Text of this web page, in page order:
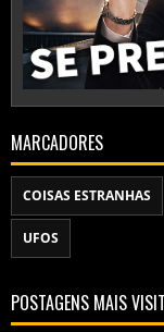
MARCADORES
COISAS ESTRANHAS
UFOS
POSTAGENS MAIS